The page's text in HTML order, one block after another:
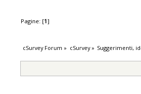
Pagine: [1]
cSurvey Forum » cSurvey» Suggerimenti,